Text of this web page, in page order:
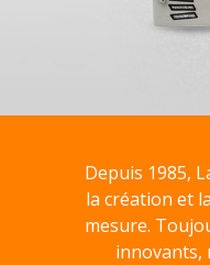
Depuis 1985,
la création et
mesure.
innovants,